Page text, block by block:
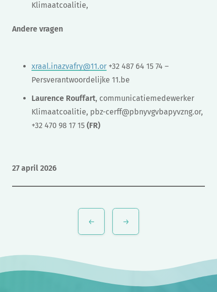
27 april 2026
Klimaatcoalitie,
Andere vragen
xraal.inazvafry@11.or +32 487 64 15 74 –
Persverantwoordelijke 11.be
Laurence Rouffart, communicatiemedewerker
Klimaatcoalitie, pbz-cerff@pbnyvgvbapyvzng.or,
+32 470 98 17 15 (FR)